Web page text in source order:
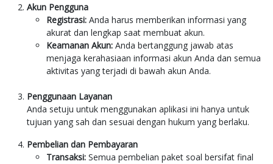
Akun Pengguna
Registrasi: Anda harus memberikan informasi yang
akurat dan lengkap saat membuat akun.
Keamanan Akun: Anda bertanggung jawab atas
menjaga kerahasiaan informasi akun Anda dan semua
aktivitas yang terjadi di bawah akun Anda.
Penggunaan Layanan
Anda setuju untuk menggunakan aplikasi ini hanya untuk
tujuan yang sah dan sesuai dengan hukum yang berlaku.
Pembelian dan Pembayaran
Transaksi: Semua pembelian paket soal bersifat final